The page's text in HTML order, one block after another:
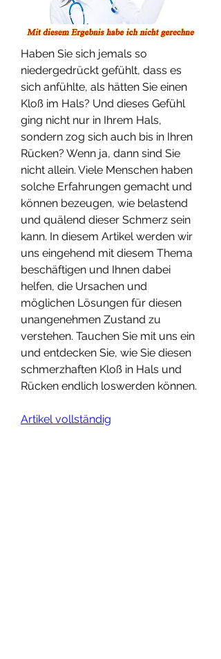
Haben Sie sich jemals so
niedergedrückt gefühlt, dass es
sich anfühlte, als hätten Sie einen
Kloß im Hals? Und dieses Gefühl
ging nicht nur in Ihrem Hals,
sondern zog sich auch bis in Ihren
Rücken? Wenn ja, dann sind Sie
nicht allein. Viele Menschen haben
solche Erfahrungen gemacht und
können bezeugen, wie belastend
und quälend dieser Schmerz sein
kann. In diesem Artikel werden wir
uns eingehend mit diesem Thema
beschäftigen und Ihnen dabei
helfen, die Ursachen und
möglichen Lösungen für diesen
unangenehmen Zustand zu
verstehen. Tauchen Sie mit uns ein
und entdecken Sie, wie Sie diesen
schmerzhaften Kloß in Hals und
Rücken endlich loswerden können.
Artikel vollständig